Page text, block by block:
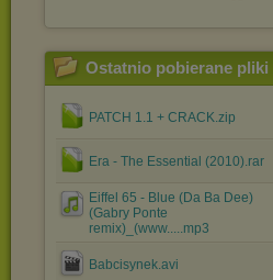
Ostatnio pobierane pliki
PATCH 1.1 + CRACK.zip
Era - The Essential (2010).rar
Eiffel 65 - Blue (Da Ba Dee)
(Gabry Ponte
remix)_(www.....mp3
Babcisynek.avi